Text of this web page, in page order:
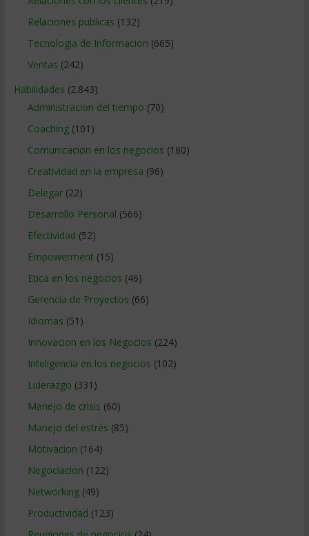
Relaciones publicas (132)
Tecnologia de Informacion (665)
Ventas (242)
Habilidades (2.843)
Administracion del tiempo (70)
Coaching(101)
Comunicacion en los negocios (180)
Creatividad en la empresa (96)
Delegar(22)
Desarrollo Personal (566)
Efectividad (52)
Empowerment (15)
Etica en los negocios (46)
Gerencia de Proyectos (66)
Idiomas (51)
Innovacion en los Negocios (224)
Inteligencia en los negocios (102)
Liderazgo (331)
Manejo de crisis (60)
Manejo del estrés (85)
Motivacion (164)
Negociacion (122)
Networking(49)
Productividad (123)